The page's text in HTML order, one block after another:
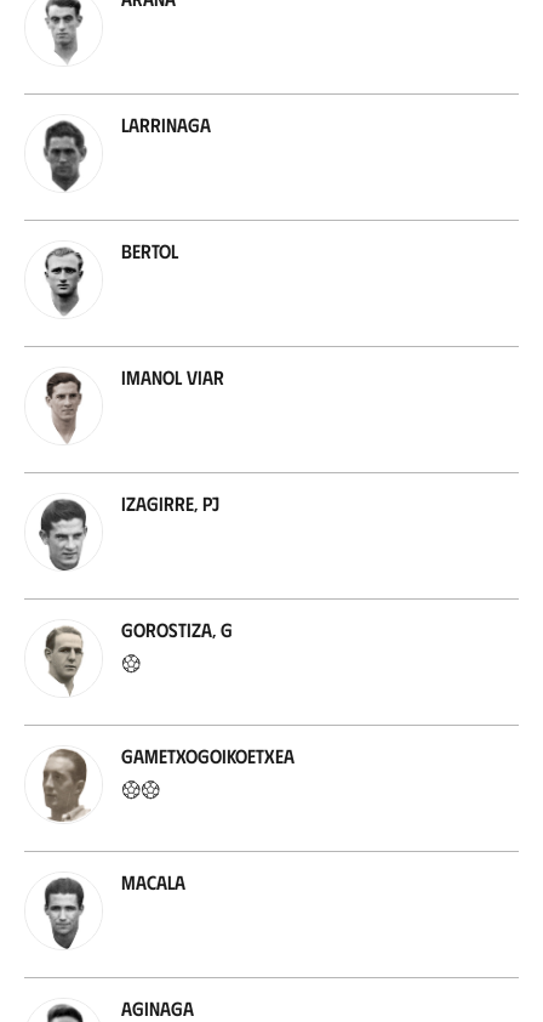
Larrinaga
Bertol
Imanol Viar
Izagirre, PJ
Gorostiza, G
Gametxogoikoetxea
Macala
Aginaga